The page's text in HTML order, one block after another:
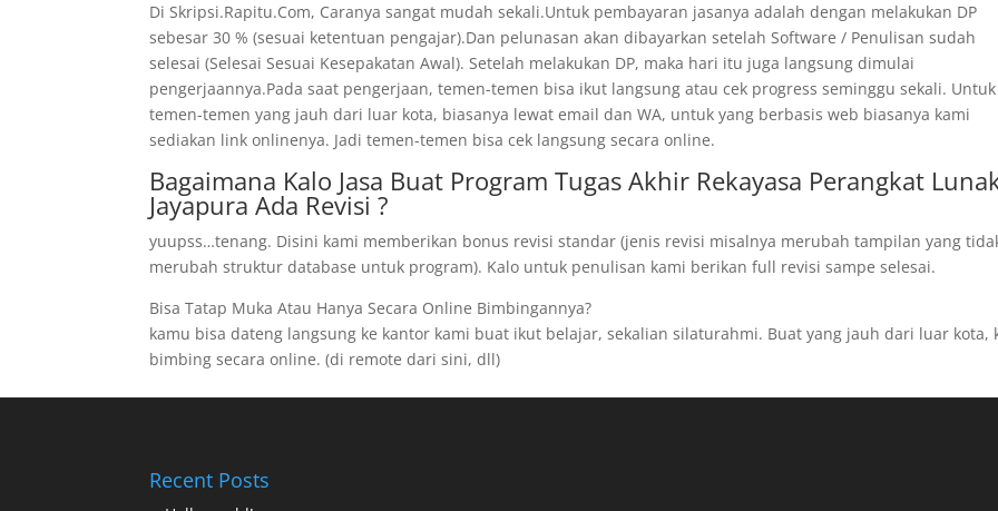
Di Skripsi.Rapitu.Com, Caranya sangat mudah sekali.Untuk pembayaran jasanya adalah dengan melakukan DP
sebesar 30 % (sesuai ketentuan pengajar).Dan pelunasan akan dibayarkan setelah Software / Penulisan sudah
selesai (Selesai Sesuai Kesepakatan Awal). Setelah melakukan DP, maka hari itu juga langsung dimulai
pengerjaannya.Pada saat pengerjaan, temen-temen bisa ikut langsung atau cek progress seminggu sekali. Untuk
temen-temen yang jauh dari luar kota, biasanya lewat email dan WA, untuk yang berbasis web biasanya kami
sediakan link onlinenya. Jadi temen-temen bisa cek langsung secara online.
Bagaimana Kalo Jasa Buat Program Tugas Akhir Rekayasa Perangkat
Jayapura Ada Revisi ?
yuupss…tenang. Disini kami memberikan bonus revisi standar (jenis revisi misalnya merubah tampilan yang
merubah struktur database untuk program). Kalo untuk penulisan kami berikan full revisi sampe selesai.
Bisa Tatap Muka Atau Hanya Secara Online Bimbingannya?
kamu bisa dateng langsung ke kantor kami buat ikut belajar, sekalian silaturahmi. Buat yang jauh dari luar kota,
bimbing secara online. (di remote dari sini, dll)
Recent Posts